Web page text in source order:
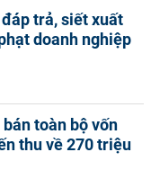
trả, siết xuất
doanh nghiệp
toàn bộ vốn
thu về 270 triệu